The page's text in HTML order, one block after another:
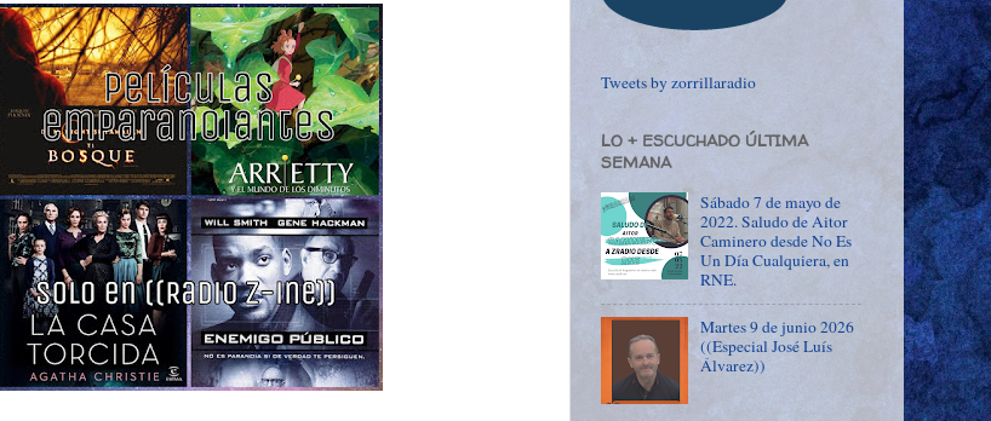
Tweets by zorrillaradio
LO + ESCUCHADO ÚLTIMA
SEMANA
Sábado 7 de mayo de
2022. Saludo de Aitor
Caminero desde No Es
Un Día Cualquiera, en
RNE.
Martes 9 de junio 2026
((Especial José Luís
Álvarez))